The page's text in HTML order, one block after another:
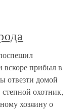
прибыл в
отвезти домой
охотник,
хозяину о